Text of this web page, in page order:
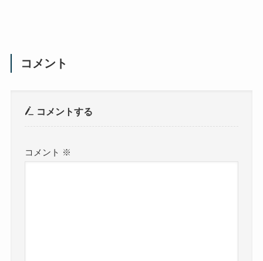
コメント
コメントする
コメント ※